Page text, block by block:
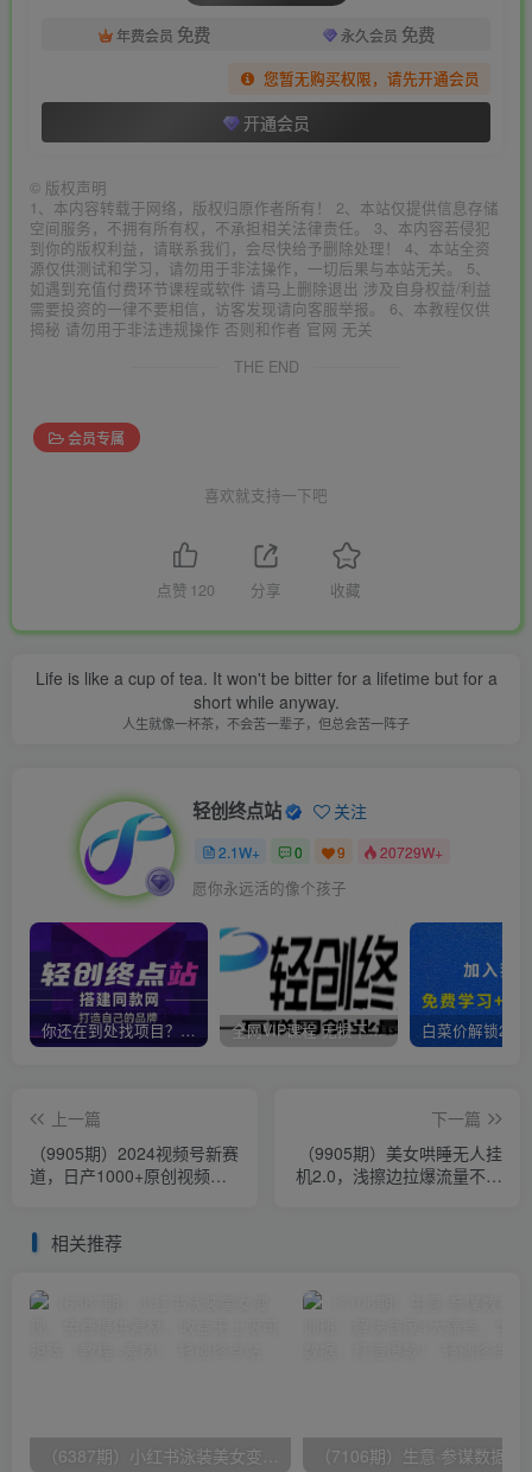
年费会员 免费 永久会员 免费
您暂无购买权限，请先开通会员
开通会员
© 版权声明
1、本内容转载于网络，版权归原作者所有！ 2、本站仅提供信息存储
空间服务，不拥有所有权，不承担相关法律责任。 3、本内容若侵犯
到你的版权利益，请联系我们，会尽快给予删除处理！ 4、本站全资
源仅供测试和学习，请勿用于非法操作，一切后果与本站无关。 5、
如遇到充值付费环节课程或软件 请马上删除退出 涉及自身权益/利益
需要投资的一律不要相信，访客发现请向客服举报。 6、本教程仅供
揭秘 请勿用于非法违规操作 否则和作者 官网 无关
THE END
会员专属
喜欢就支持一下吧
点赞 120 分享 收藏
Life is like a cup of tea. It won't be bitter for a lifetime but for a
short while anyway.
人生就像一杯茶，不会苦一辈子，但总会苦一阵子
轻创终点站 关注
2.1W+ 0 9 20729W+
愿你永远活的像个孩子
你还在到处找项目？还在当韭菜？我靠卖项目一个月收入5万+，曾经我也是个失败者。 全网VIP课程 无损下载~
上一篇
（9905期）2024视频号新赛
道，日产1000+原创视频，
下一篇
（9905期）美女哄睡无人挂
机2.0，浅擦边拉爆流量不违
相关推荐
（6387期）小红书泳装美女变现，免费提供素材，收益无上限可矩阵（教程+素材）